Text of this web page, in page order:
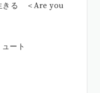
きる ＜Are you
ート